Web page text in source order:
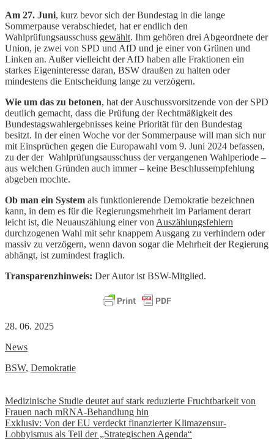
Am 27. Juni, kurz bevor sich der Bundestag in die lange
Sommerpause verabschiedet, hat er endlich den
Wahlprüfungsausschuss gewählt. Ihm gehören drei Abgeordnete der
Union, je zwei von SPD und AfD und je einer von Grünen und
Linken an. Außer vielleicht der AfD haben alle Fraktionen ein
starkes Eigeninteresse daran, BSW draußen zu halten oder
mindestens die Entscheidung lange zu verzögern.
Wie um das zu betonen, hat der Auschussvorsitzende von der SPD
deutlich gemacht, dass die Prüfung der Rechtmäßigkeit des
Bundestagswahlergebnisses keine Priorität für den Bundestag
besitzt. In der einen Woche vor der Sommerpause will man sich nur
mit Einsprüchen gegen die Europawahl vom 9. Juni 2024 befassen,
zu der der Wahlprüfungsausschuss der vergangenen Wahlperiode –
aus welchen Gründen auch immer – keine Beschlussempfehlung
abgeben mochte.
Ob man ein System als funktionierende Demokratie bezeichnen
kann, in dem es für die Regierungsmehrheit im Parlament derart
leicht ist, die Neuauszählung einer von Auszählungsfehlern
durchzogenen Wahl mit sehr knappem Ausgang zu verhindern oder
massiv zu verzögern, wenn davon sogar die Mehrheit der Regierung
abhängt, ist zumindest fraglich.
Transparenzhinweis: Der Autor ist BSW-Mitglied.
28. 06. 2025
News
BSW, Demokratie
Beitrags-
Navigation
Medizinische Studie deutet auf stark reduzierte Fruchtbarkeit von
Frauen nach mRNA-Behandlung hin
Exklusiv: Von der EU verdeckt finanzierter Klimazensur-
Lobbyismus als Teil der „Strategischen Agenda“